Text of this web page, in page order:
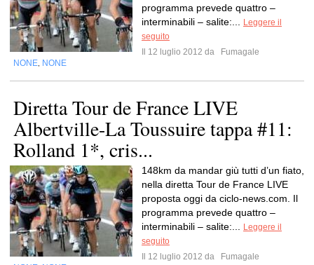
programma prevede quattro –
interminabili – salite:...
Leggere il
seguito
Il 12 luglio 2012 da
Fumagale
NONE NONE
Diretta Tour de France LIVE
Albertville-La Toussuire tappa #11:
Rolland 1*, cris...
148km da mandar giù tutti d’un fiato,
nella diretta Tour de France LIVE
proposta oggi da ciclo-news.com. Il
programma prevede quattro –
interminabili – salite:...
Leggere il
seguito
Il 12 luglio 2012 da
Fumagale